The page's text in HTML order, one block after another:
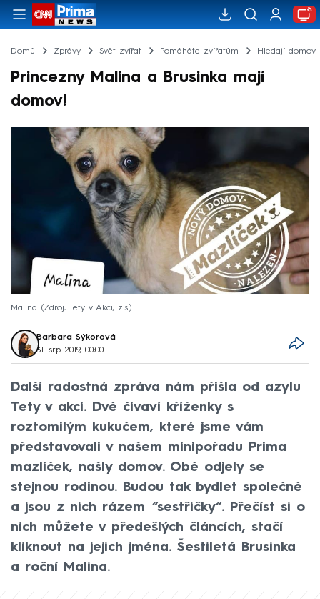
Domů Zprávy Svět zvířat Pomáháte zvířatům Hledají domov
Princezny Malina a Brusinka mají
domov!
Malina Zdroj: Tety v Akci, z.s.
Barbara Sýkorová
31. srp 2019, 00:00
Další radostná zpráva nám přišla od azylu
Tety v akci. Dvě čivaví kříženky s
roztomilým kukučem, které jsme vám
představovali v našem minipořadu Prima
mazlíček, našly domov. Obě odjely se
stejnou rodinou. Budou tak bydlet společně
a jsou z nich rázem “sestřičky“. Přečíst si o
nich můžete v předešlých článcích, stačí
kliknout na jejich jména. Šestiletá Brusinka
a roční Malina.